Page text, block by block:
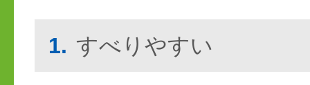
1. すべりやすい